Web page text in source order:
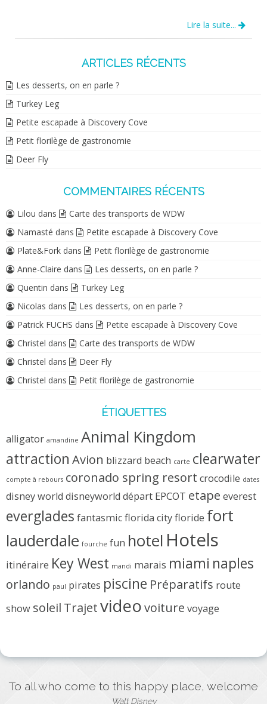
Lire la suite...
ARTICLES RÉCENTS
Les desserts, on en parle ?
Turkey Leg
Petite escapade à Discovery Cove
Petit florilège de gastronomie
Deer Fly
COMMENTAIRES RÉCENTS
Lilou dans
Carte des transports de WDW
Namasté dans
Petite escapade à Discovery Cove
Plate&Fork dans
Petit florilège de gastronomie
Anne-Claire dans
Les desserts, on en parle ?
Quentin dans
Turkey Leg
Nicolas dans
Les desserts, on en parle ?
Patrick FUCHS dans
Petite escapade à Discovery Cove
Christel dans
Carte des transports de WDW
Christel dans
Deer Fly
Christel dans Petit florilège de gastronomie
ÉTIQUETTES
alligator amandine Animal Kingdom
attraction Avion blizzard beach carte clearwater
compte à rebours coronado spring resort crocodile dates
disney world disneyworld départ EPCOT etape everest
everglades fantasmicflorida cityfloride fort
lauderdale fourche fun hotel Hotels
itinéraire Key West mandi marais miami naples
orlando paul pirates piscine Préparatifs route
show soleil Trajetvideovoiture voyage
To all who come to this happy place, welcome
Walt Disney